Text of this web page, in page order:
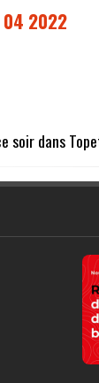
2022
soir dans